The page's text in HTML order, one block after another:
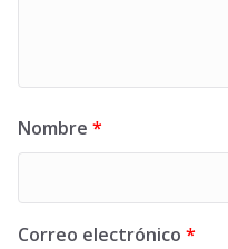
Nombre *
Correo electrónico *